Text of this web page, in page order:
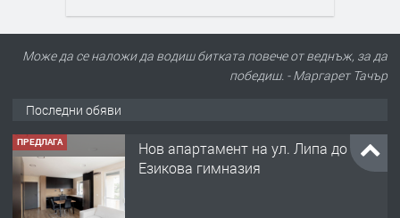
Може да се наложи да водиш битката повече от веднъж, за да
победиш. - Маргарет Тачър
Последни обяви
ПРЕДЛАГА
Нов апартамент на ул. Липа до
Езикова гимназия